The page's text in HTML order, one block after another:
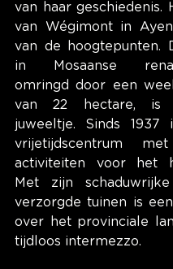
van haar geschiedenis.
van Wégimont in
van de hoogtepunten.
in Mosaanse
omringd door een
van 22 hectare, is
juweeltje. Sinds 1937
vrijetijdscentrum
activiteiten voor het
Met zijn
verzorgde tuinen is
over het provinciale
tijdloos intermezzo.